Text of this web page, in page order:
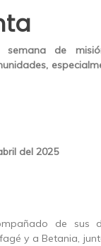
de
del 2025
de sus
y a Betania,